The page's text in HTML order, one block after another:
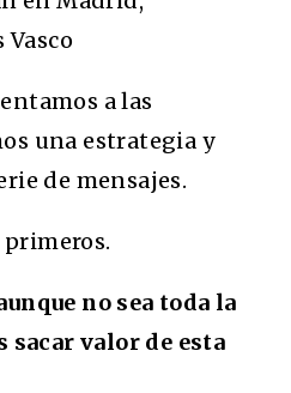
Vasco
a las
una estrategia y
de mensajes.
no sea toda la
sacar valor de esta